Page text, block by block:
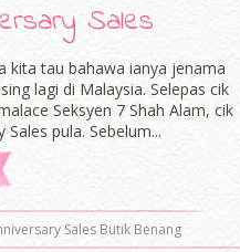
Sales
kita tau bahawa ianya jenama
lagi di Malaysia. Selepas cik
Seksyen 7 Shah Alam, cik
pula. Sebelum...
Sales Butik Benang